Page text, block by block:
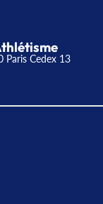
Paris Cedex 13